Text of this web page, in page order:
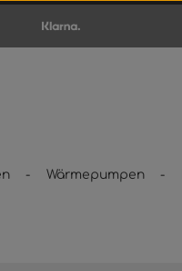
Wärmepumpen